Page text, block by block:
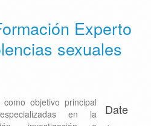
Experto
sexuales
objetivo principal
en la
Date